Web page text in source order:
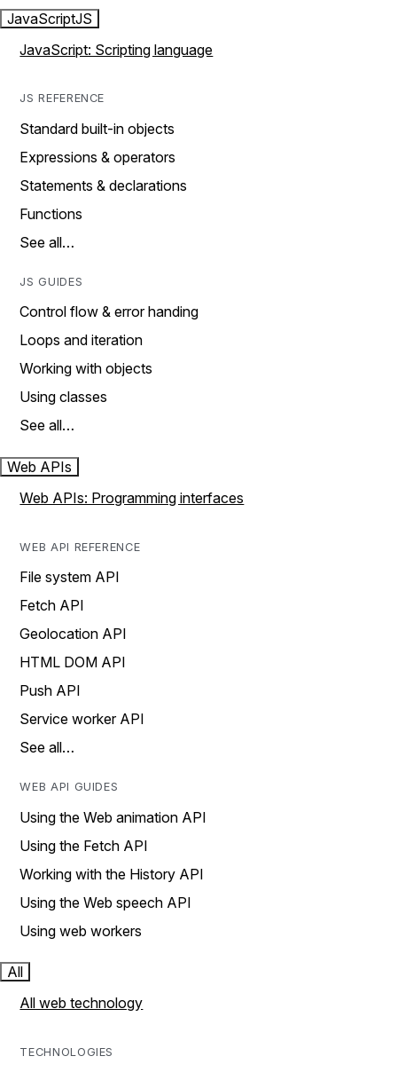
JavaScriptJS
JavaScript: Scripting language
JS REFERENCE
Standard built-in objects
Expressions & operators
Statements & declarations
Functions
See all…
JS GUIDES
Control flow & error handing
Loops and iteration
Working with objects
Using classes
See all…
Web APIs
Web APIs: Programming interfaces
WEB API REFERENCE
File system API
Fetch API
Geolocation API
HTML DOM API
Push API
Service worker API
See all…
WEB API GUIDES
Using the Web animation API
Using the Fetch API
Working with the History API
Using the Web speech API
Using web workers
All
All web technology
TECHNOLOGIES